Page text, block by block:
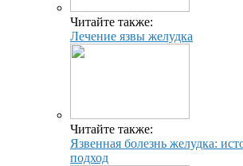
Читайте также:
Лечение язвы желудка
Читайте также:
Язвенная болезнь желудка:
подход